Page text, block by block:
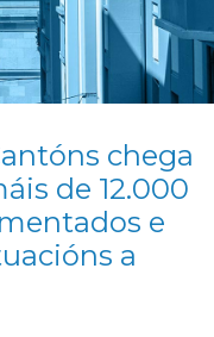
chega
de 12.000
e
a